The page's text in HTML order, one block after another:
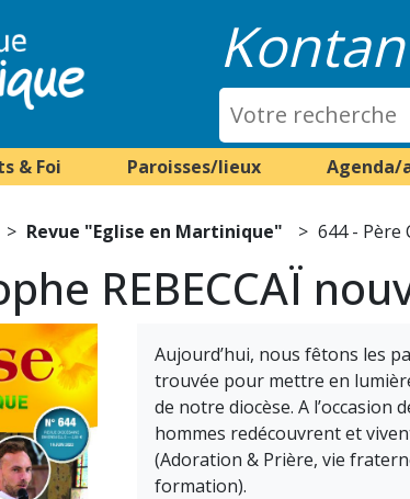
& Foi Paroisses/lieux Agenda/
Revue "Eglise en Martinique" 644 - Père
REBECCAÏ
Aujourd’hui, nous fêtons les
trouvée pour mettre en
de notre diocèse. A
hommes redécouvrent et
(Adoration & Prière, vie
formation).